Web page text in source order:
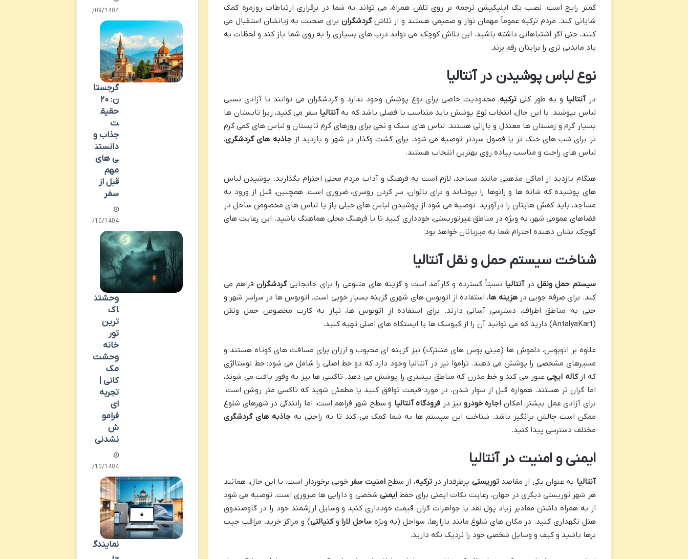
کمتر رایج است. نصب یک اپلیکیشن ترجمه بر روی تلفن همراه، می تواند به شما در برقراری ارتباطات روزمره کمک
شایانی کند. مردم ترکیه عموماً مهمان نواز و صمیمی هستند و از تلاشگردشگران برای صحبت به زبانشان استقبال می
کنند، حتی اگر اشتباهاتی داشته باشید. این تلاش کوچک، می تواند درب های بسیاری را به روی شما باز کند و لحظات به
یاد ماندنی تری را برایتان رقم بزند.
نوع لباس پوشیدن در آنتالیا
درآنتالیا و به طور کلی ترکیه، محدودیت خاصی برای نوع پوشش وجود ندارد و گردشگران می توانند با آزادی نسبی
لباس بپوشند. با این حال، انتخاب نوع پوشش باید متناسب با فصلی باشد که بهآنتالیا سفر می کنید، زیرا تابستان ها
بسیار گرم و زمستان ها معتدل و بارانی هستند. لباس های سبک و نخی برای روزهای گرم تابستان و لباس های کمی گرم
تر برای شب های خنک تر یا فصول سردتر توصیه می شود. برای گشت وگذار در شهر و بازدید ازجاذبه های گردشگری،
لباس های راحت و مناسب پیاده روی بهترین انتخاب هستند.
هنگام بازدید از اماکن مذهبی مانند مساجد، لازم است به فرهنگ و آداب مردم محلی احترام بگذارید. پوشیدن لباس
های پوشیده که شانه ها و زانوها را بپوشاند و برای بانوان، سر کردن روسری، ضروری است. همچنین، قبل از ورود به
مساجد، باید کفش هایتان را درآورید. توصیه می شود از پوشیدن لباس های خیلی باز یا لباس های مخصوص ساحل در
فضاهای عمومی شهر، به ویژه در مناطق غیرتوریستی، خودداری کنید تا با فرهنگ محلی هماهنگ باشید. این رعایت های
کوچک، نشان دهنده احترام شما به میزبانان خواهد بود.
شناخت سیستم حمل و نقل آنتالیا
سیستم حمل ونقل درآنتالیا نسبتاً گسترده و کارآمد است و گزینه های متنوعی را برای جابجاییگردشگران فراهم می
کند. برای صرفه جویی درهزینه ها، استفاده از اتوبوس های شهری گزینه بسیار خوبی است. اتوبوس ها در سراسر شهر و
حتی به مناطق اطراف، دسترسی آسانی دارند. برای استفاده از اتوبوس ها، نیاز به کارت مخصوص حمل ونقل
(AntalyaKart) دارید که می توانید آن را از کیوسک ها یا ایستگاه های اصلی تهیه کنید.
علاوه بر اتوبوس، دلموش ها (مینی بوس های مشترک) نیز گزینه ای محبوب و ارزان برای مسافت های کوتاه هستند و
مسیرهای مشخصی را پوشش می دهند. تراموا نیز در آنتالیا وجود دارد که دو خط اصلی را شامل می شود: خط نوستالژی
که ازکاله ایچیعبور می کند و خط مدرن که مناطق بیشتری را پوشش می دهد. تاکسی ها نیز به وفور یافت می شوند،
اما گران تر هستند. همواره قبل از سوار شدن، در مورد قیمت توافق کنید یا مطمئن شوید که تاکسی متر روشن است.
برای آزادی عمل بیشتر، امکان اجاره خودرو نیز در فرودگاه آنتالیا و سطح شهر فراهم است، اما رانندگی در شهرهای شلوغ
ممکن است چالش برانگیز باشد. شناخت این سیستم ها به شما کمک می کند تا به راحتی به جاذبه های گردشگری
مختلف دسترسی پیدا کنید.
ایمنی و امنیت در آنتالیا
آنتالیا به عنوان یکی از مقاصدتوریستی پرطرفدار درترکیه، از سطحامنیت سفر خوبی برخوردار است. با این حال، همانند
هر شهر توریستی دیگری در جهان، رعایت نکات ایمنی برای حفظایمنی شخصی و دارایی ها ضروری است. توصیه می شود
از به همراه داشتن مقادیر زیاد پول نقد یا جواهرات گران قیمت خودداری کنید و وسایل ارزشمند خود را در گاوصندوق
هتل نگهداری کنید. در مکان های شلوغ مانند بازارها، سواحل (به ویژه ساحل لارا وکنیالتی) و مراکز خرید، مراقب جیب
برها باشید و کیف و وسایل شخصی خود را نزدیک نگه دارید.
30/09/1404
گرجستا
ن: ۲۰
حقیق
ت
جذاب و
دانستن
ی های
مهم
قبل از
سفر
05/10/1404
وحشتن
اک
ترین
تور
خانه
وحشت
مک
کانی |
تجربه
ای
فرامو
ش
نشدنی
06/10/1404
نمایندگ
ی